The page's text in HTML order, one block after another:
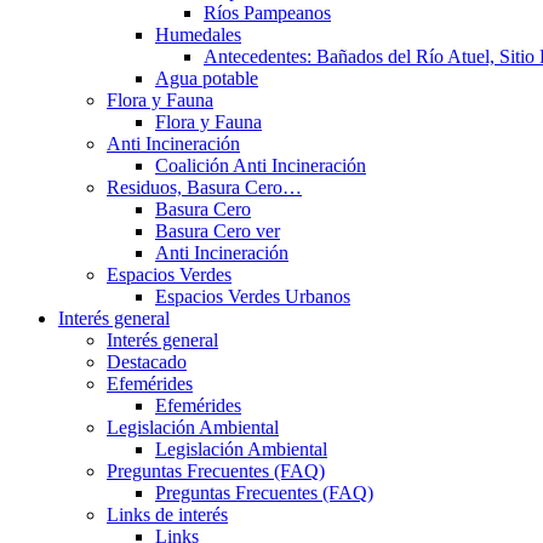
Ríos Pampeanos
Humedales
Antecedentes: Bañados del Río Atuel, Sitio
Agua potable
Flora y Fauna
Flora y Fauna
Anti Incineración
Coalición Anti Incineración
Residuos, Basura Cero…
Basura Cero
Basura Cero ver
Anti Incineración
Espacios Verdes
Espacios Verdes Urbanos
Interés general
Interés general
Destacado
Efemérides
Efemérides
Legislación Ambiental
Legislación Ambiental
Preguntas Frecuentes (FAQ)
Preguntas Frecuentes (FAQ)
Links de interés
Links